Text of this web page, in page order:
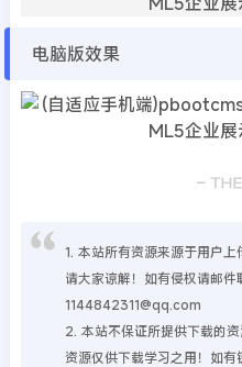
电脑版效果
1. 本站所有资源来源于用户
请大家谅解！如有侵权请邮件
1144842311@qq.com
2. 本站不保证所提供下载的资
资源仅供下载学习之用！如